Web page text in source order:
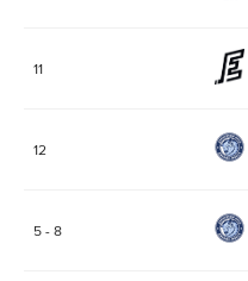
11
12
5 - 8